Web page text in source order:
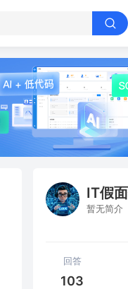
IT假
暂无简介
回答
103